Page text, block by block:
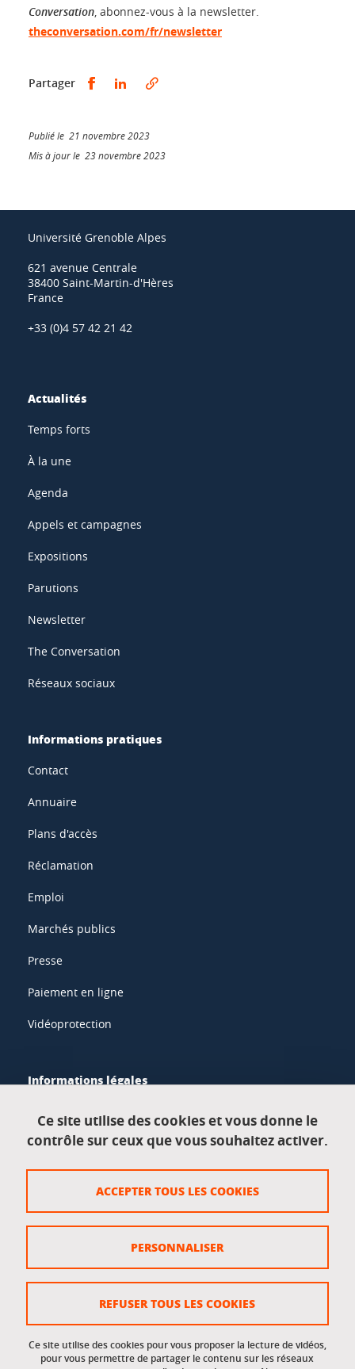
Conversation , abonnez-vous à la newsletter.
theconversation.com/fr/newsletter
Partager Partager sur Facebook
Partager sur LinkedIn
Publié le 21 novembre 2023
Mis à jour le 23 novembre 2023
Université Grenoble Alpes
621 avenue Centrale
38400 Saint-Martin-d'Hères
France
+33 (0)4 57 42 21 42
Actualités
Temps forts
À la une
Agenda
Appels et campagnes
Expositions
Parutions
Newsletter
The Conversation
Réseaux sociaux
Informations pratiques
Contact
Annuaire
Plans d'accès
Réclamation
Emploi
Marchés publics
Presse
Paiement en ligne
Vidéoprotection
Informations légales
Données personnelles
Crédits
Gestion des cookies
Accessibilité : non conforme
Accès réservés
Ce site utilise des cookies et vous donne le
contrôle sur ceux que vous souhaitez activer.
Ce site utilise des cookies pour vous proposer la lecture de vidéos,
pour vous permettre de partager le contenu sur les réseaux
ACCEPTER TOUS LES COOKIES
REFUSER TOUS LES COOKIES
PERSONNALISER